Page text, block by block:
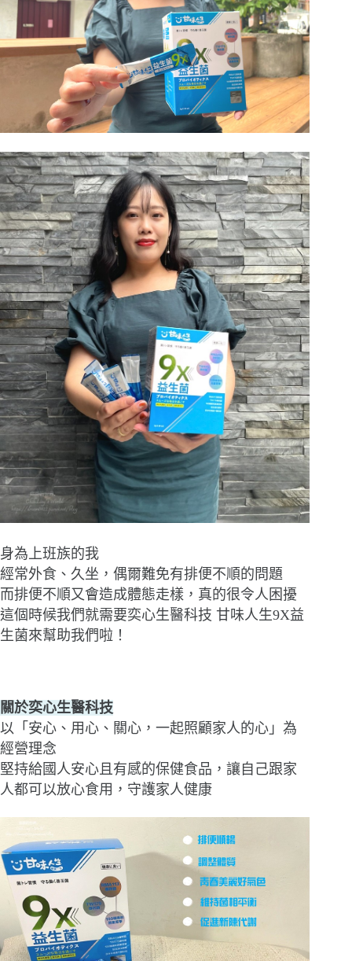
身為上班族的我
經常外食、久坐，偶爾難免有排便不順的問題
而排便不順又會造成體態走樣，真的很令人困擾
這個時候我們就需要奕心生醫科技 甘味人生9X益
生菌來幫助我們啦！
關於奕心生醫科技
以「安心、用心、關心，一起照顧家人的心」為
經營理念
堅持給國人安心且有感的保健食品，讓自己跟家
人都可以放心食用，守護家人健康